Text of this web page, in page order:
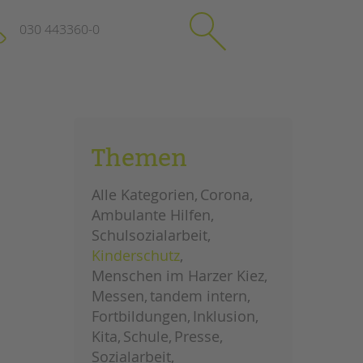
Impressum
Datenschutz
Hinweisgebersystem
Intranet
schließen
030 443360-0
SuchenThemen
Alle Kategorien Corona
Ambulante Hilfen
Schulsozialarbeit
Kinderschutz
Menschen im Harzer Kiez
Messen tandem intern
Fortbildungen Inklusion
Kita Schule Presse
Sozialarbeit